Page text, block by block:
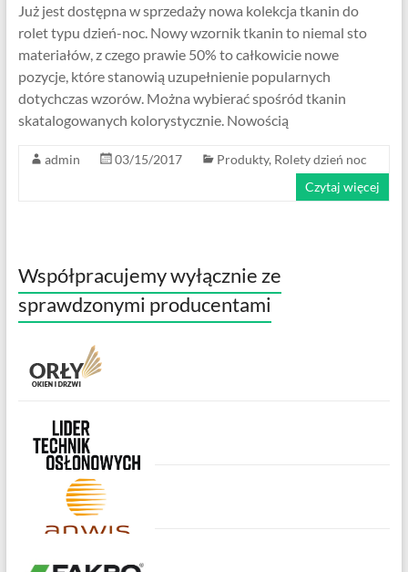
Już jest dostępna w sprzedaży nowa kolekcja tkanin do
rolet typu dzień-noc. Nowy wzornik tkanin to niemal sto
materiałów, z czego prawie 50% to całkowicie nowe
pozycje, które stanowią uzupełnienie popularnych
dotychczas wzorów. Można wybierać spośród tkanin
skatalogowanych kolorystycznie. Nowością
admin 03/15/2017 Produkty, Rolety dzień noc
Czytaj więcej
Współpracujemy wyłącznie ze
sprawdzonymi producentami